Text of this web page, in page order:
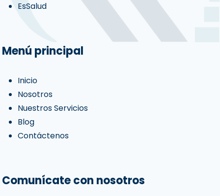
EsSalud
Menú principal
Inicio
Nosotros
Nuestros Servicios
Blog
Contáctenos
Comunícate con nosotros